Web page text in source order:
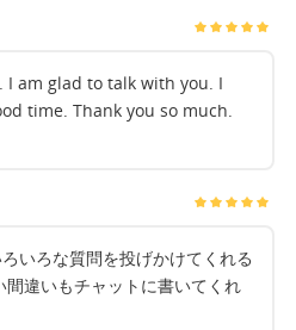
I am glad to talk with you. I
time. Thank you so much.
いろな質問を投げかけてくれる
違いもチャットに書いてくれ